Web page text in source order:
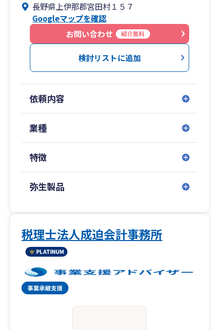
決していかなければなりません。その一助となれ
るよう経理サポート・経営支援体制にも力をいれ
・業種に詳しい経験豊富なスペシャリストが対応
いたします。
・経理をITで自動化、さらに効率化したいとお考
えの意欲の高い事業者様を歓迎します。
・MAS監査にも力を入れており、経営支援をバッ
の方、さらなる業績アップを目指したい経営者の
方、業績が伸び悩んでいる経営者の方、企業の状
況に応じて個別対応させていただきます。
長野県上伊那郡宮田村１５７
Googleマップを確認
お問い合わせ
紹介無料
検討リストに追加
依頼内容
業種
特徴
弥生製品
税理士法人成迫会計事務所